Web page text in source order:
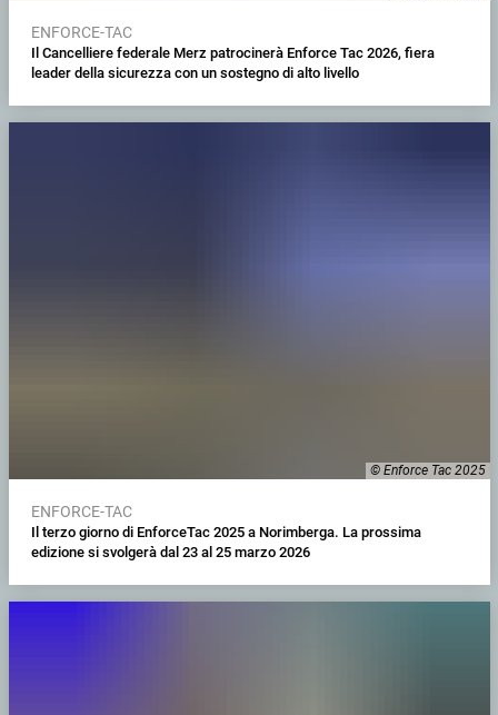
ENFORCE-TAC
Il Cancelliere federale Merz patrocinerà Enforce Tac 2026, fiera
leader della sicurezza con un sostegno di alto livello
© Enforce Tac 2025
ENFORCE-TAC
Il terzo giorno di EnforceTac 2025 a Norimberga. La prossima
edizione si svolgerà dal 23 al 25 marzo 2026